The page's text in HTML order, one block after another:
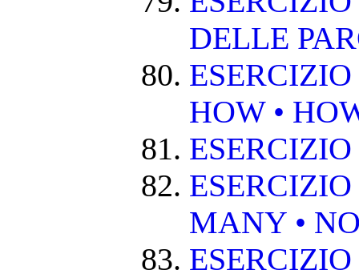
DELLE
HOW •
MANY •